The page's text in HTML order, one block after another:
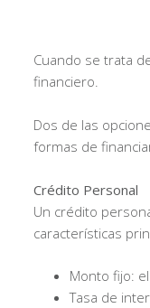
Cuando se trata
financiero.
Dos de las
formas de
Crédito Personal
Un crédito
características
Monto fijo:
Tasa de